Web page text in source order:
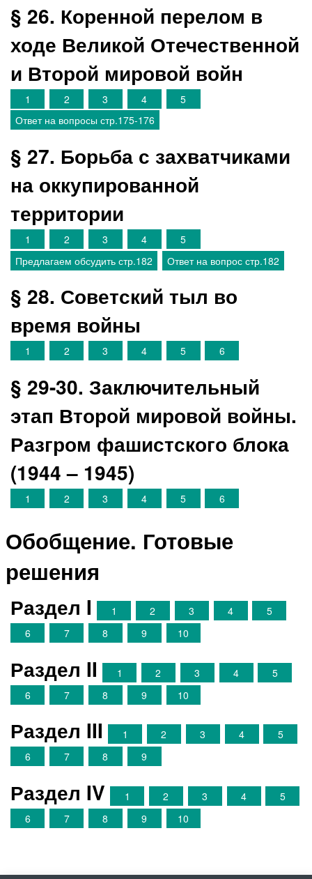
§ 26. Коренной перелом в
ходе Великой Отечественной
и Второй мировой войн
1 2 3 4
5
Ответ на вопросы стр.175-176
§ 27. Борьба с захватчиками
на оккупированной
территории
1 2 3 4
5
Предлагаем обсудить стр.182
Ответ на вопрос стр.182
§ 28. Советский тыл во
время войны
1 2 3 4 5 6
§ 29-30. Заключительный
этап Второй мировой войны.
Разгром фашистского блока
(1944 – 1945)
1 2 3 4 5 6
Обобщение. Готовые
решения
Раздел I 1 2 3 4
5
6
7 8 9 10
Раздел II 1 2 3 4
5
6
7 8 9 10
Раздел III 1 2 3 4
5
6
7 8 9
Раздел IV 1 2 3 4
5
6
7 8 9 10